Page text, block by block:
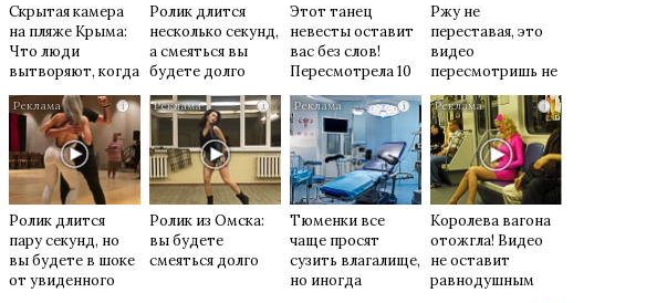
Скрытая камера
на пляже Крыма:
Что люди
вытворяют, когда
их не видят...
Ролик длится
несколько секунд,
а смеяться вы
будете долго
Этот танец
невесты оставит
вас без слов!
Пересмотрела 10
раз
Ржу не
переставая, это
видео
пересмотришь не
раз
i
Ролик длится
пару секунд, но
вы будете в шоке
от увиденного
i
Ролик из Омска:
вы будете
смеяться долго
i
Тюменки все
чаще просят
сузить влагалище,
но иногда
i
Королева вагона
отожгла! Видео
не оставит
равнодушным